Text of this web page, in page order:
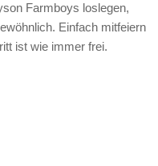
Farmboys loslegen,
Einfach mitfeiern
ist wie immer frei.